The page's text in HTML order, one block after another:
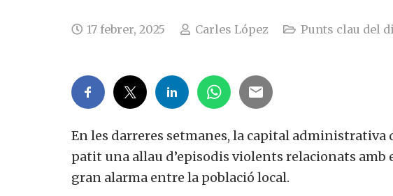
17 febrer, 2025 Carles López Punts clau del
En les darreres setmanes, la capital administrativa
patit una allau d’episodis violents relacionats amb
gran alarma entre la població local.